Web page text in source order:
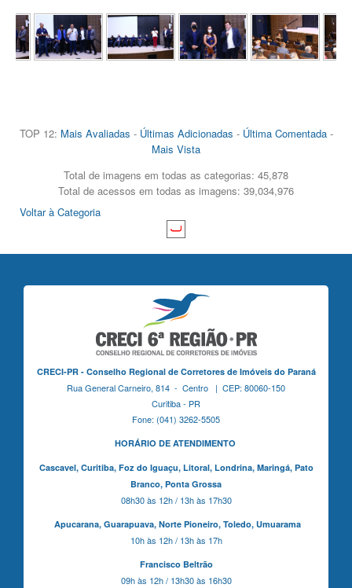
TOP 12: Mais Avaliadas - Últimas Adicionadas - Última Comentada-
Mais Vista
Total de imagens em todas as categorias: 45,878
Total de acessos em todas as imagens: 39,034,976
Voltar à Categoria
CRECI-PR - Conselho Regional de Corretores de Imóveis do Paraná
Rua General Carneiro, 814 - Centro | CEP: 80060-150
Curitiba - PR
Fone: (041) 3262-5505
HORÁRIO DE ATENDIMENTO
Cascavel, Curitiba,Foz do Iguaçu, Litoral, Londrina, Maringá, Pato
Branco, Ponta Grossa
08h30 às 12h / 13h às 17h30
Apucarana, Guarapuava, Norte Pioneiro, Toledo, Umuarama
10h às 12h / 13h às 17h
Francisco Beltrão
09h às 12h / 13h30 às 16h30